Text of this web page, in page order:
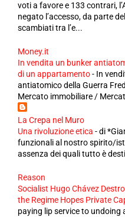
voti a favore e 133 contrari,
negato l’accesso, da parte
scambiati tra l’e...
Money.it
In vendita un bunker
di un appartamento- In
antiatomico della Guerra
Mercato immobiliare /
La Crepa nel Muro
Una rivoluzione etica -di
funzionali al nostro spirito/
assenza dei quali tutto è
Reason
Socialist Hugo Chávez
the Regime Hopes Private
paying lip service to